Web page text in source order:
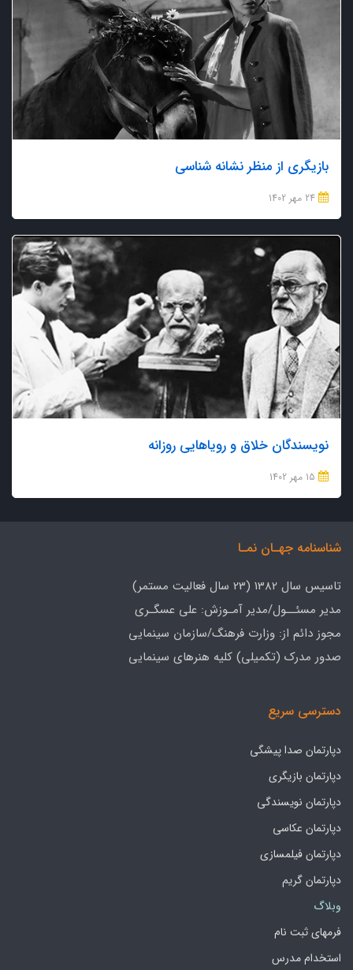
بازیگری از منظر نشانه شناسی
نویسندگان خلاق و رویاهایی روزانه
شناسنامه جهـان نمـا
تاسیس سال 1382 (23 سال فعالیت مستمر)
مدیر مسئــول/مدیر آمـوزش: علی عسگـری
مجوز دائم از: وزارت فرهنگ/سازمان سینمایی
صدور مدرک (تکمیلی) کلیه هنرهای سینمایی
دسترسی سریع
دپارتمان صدا پیشگی
دپارتمان بازیگری
دپارتمان نویسندگی
دپارتمان عکاسی
دپارتمان فیلمسازی
دپارتمان گریم
وبلاگ
فرمهای ثبت نام
استخدام مدرس